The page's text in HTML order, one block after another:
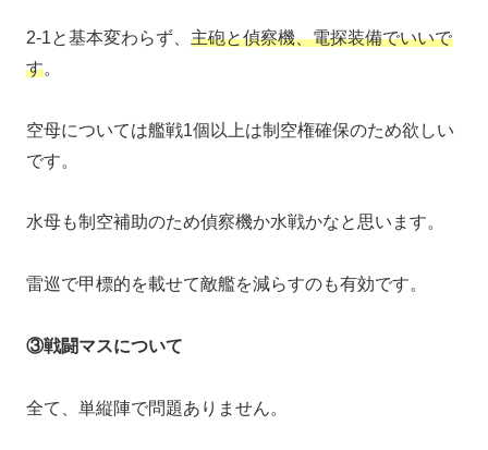
2-1と基本変わらず、 主砲と偵察機、電探装備でいいで
す。
空母については艦戦1個以上は制空権確保のため欲しい
です。
水母も制空補助のため偵察機か水戦かなと思います。
雷巡で甲標的を載せて敵艦を減らすのも有効です。
③戦闘マスについて
全て、単縦陣で問題ありません。